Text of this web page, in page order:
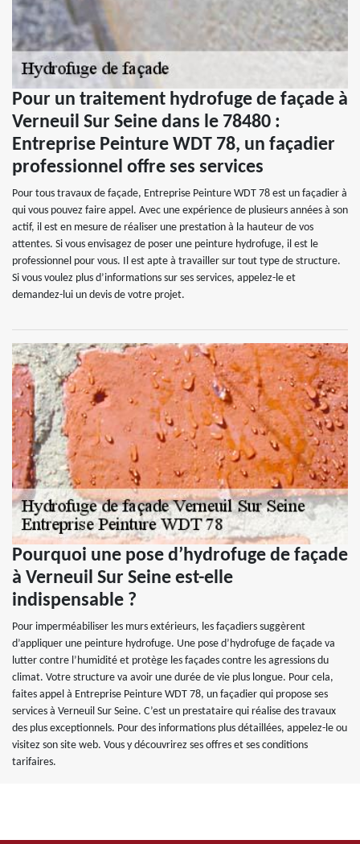
Pour un traitement hydrofuge de façade à
Verneuil Sur Seine dans le 78480 :
Entreprise Peinture WDT 78, un façadier
professionnel offre ses services
Pour tous travaux de façade, Entreprise Peinture WDT 78 est un façadier à
qui vous pouvez faire appel. Avec une expérience de plusieurs années à son
actif, il est en mesure de réaliser une prestation à la hauteur de vos
attentes. Si vous envisagez de poser une peinture hydrofuge, il est le
professionnel pour vous. Il est apte à travailler sur tout type de structure.
Si vous voulez plus d’informations sur ses services, appelez-le et
demandez-lui un devis de votre projet.
Pourquoi une pose d’hydrofuge de façade
à Verneuil Sur Seine est-elle
indispensable ?
Pour imperméabiliser les murs extérieurs, les façadiers suggèrent
d’appliquer une peinture hydrofuge. Une pose d’hydrofuge de façade va
lutter contre l’humidité et protège les façades contre les agressions du
climat. Votre structure va avoir une durée de vie plus longue. Pour cela,
faites appel à Entreprise Peinture WDT 78, un façadier qui propose ses
services à Verneuil Sur Seine. C’est un prestataire qui réalise des travaux
des plus exceptionnels. Pour des informations plus détaillées, appelez-le ou
visitez son site web. Vous y découvrirez ses offres et ses conditions
tarifaires.